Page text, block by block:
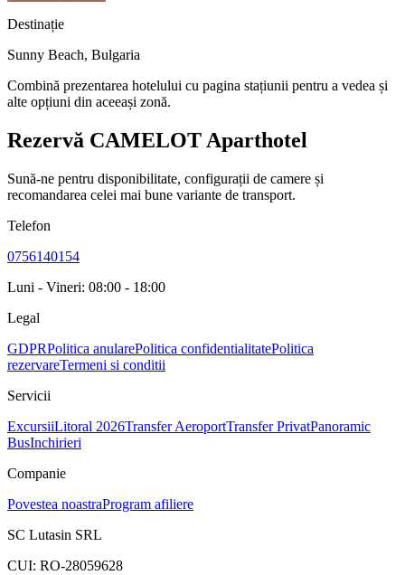
Destinație
Sunny Beach, Bulgaria
Combină prezentarea hotelului cu pagina stațiunii pentru a vedea și
alte opțiuni din aceeași zonă.
Rezervă CAMELOT Aparthotel
Sună-ne pentru disponibilitate, configurații de camere și
recomandarea celei mai bune variante de transport.
Telefon
0756140154
Luni - Vineri: 08:00 - 18:00
Legal
GDPRPolitica anularePolitica confidentialitatePolitica
rezervareTermeni si conditii
Servicii
ExcursiiLitoral 2026Transfer AeroportTransfer PrivatPanoramic
BusInchirieri
Companie
Povestea noastraProgram afiliere
SC Lutasin SRL
CUI: RO-28059628